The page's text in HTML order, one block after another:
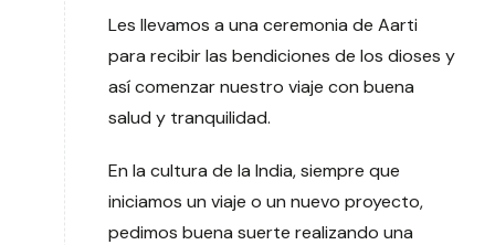
Les llevamos a una ceremonia de Aarti
para recibir las bendiciones de los dioses y
así comenzar nuestro viaje con buena
salud y tranquilidad.
En la cultura de la India, siempre que
iniciamos un viaje o un nuevo proyecto,
pedimos buena suerte realizando una